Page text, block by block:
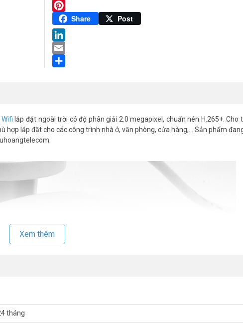
Twitter
Pinterest
Share Post
LinkedIn
Email
lắp đặt ngoài trời có độ phân giải 2.0 megapixel, chuẩn nén H.265+. Cho
hợp lắp đặt cho các công trình nhà ở, văn phòng, cửa hàng,… Sản phẩm
Xem thêm
tháng